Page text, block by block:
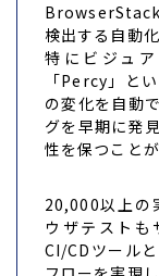
BrowserStack
検出する自動
特にビジュ
「Percy」と
の変化を自動
グを早期に発
性を保つことが
20,000以上の
ウザテスト
CI/CDツール